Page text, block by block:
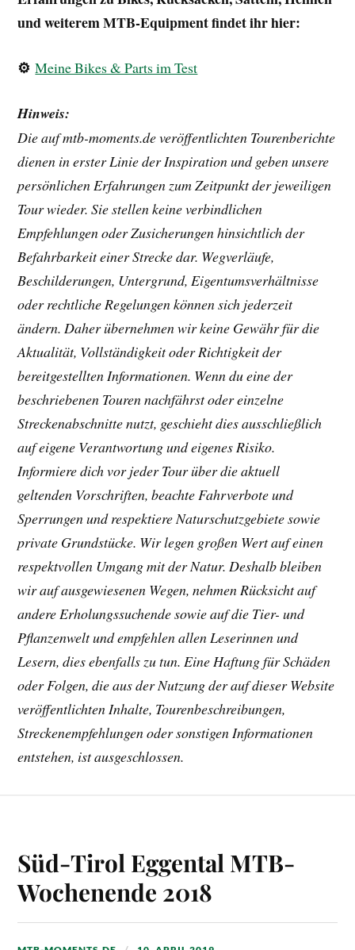
und weiterem MTB-Equipment findet ihr hier:
⚙️ Meine Bikes & Parts im Test
Hinweis:
Die auf mtb-moments.de veröffentlichten Tourenberichte
dienen in erster Linie der Inspiration und geben unsere
persönlichen Erfahrungen zum Zeitpunkt der jeweiligen
Tour wieder. Sie stellen keine verbindlichen
Empfehlungen oder Zusicherungen hinsichtlich der
Befahrbarkeit einer Strecke dar. Wegverläufe,
Beschilderungen, Untergrund, Eigentumsverhältnisse
oder rechtliche Regelungen können sich jederzeit
ändern. Daher übernehmen wir keine Gewähr für die
Aktualität, Vollständigkeit oder Richtigkeit der
bereitgestellten Informationen. Wenn du eine der
beschriebenen Touren nachfährst oder einzelne
Streckenabschnitte nutzt, geschieht dies ausschließlich
auf eigene Verantwortung und eigenes Risiko.
Informiere dich vor jeder Tour über die aktuell
geltenden Vorschriften, beachte Fahrverbote und
Sperrungen und respektiere Naturschutzgebiete sowie
private Grundstücke. Wir legen großen Wert auf einen
respektvollen Umgang mit der Natur. Deshalb bleiben
wir auf ausgewiesenen Wegen, nehmen Rücksicht auf
andere Erholungssuchende sowie auf die Tier- und
Pflanzenwelt und empfehlen allen Leserinnen und
Lesern, dies ebenfalls zu tun. Eine Haftung für Schäden
oder Folgen, die aus der Nutzung der auf dieser Website
veröffentlichten Inhalte, Tourenbeschreibungen,
Streckenempfehlungen oder sonstigen Informationen
entstehen, ist ausgeschlossen.
Süd-Tirol Eggental MTB-
Wochenende 2018